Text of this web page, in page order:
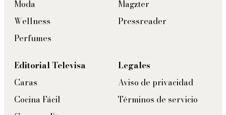
Moda
Wellness
Perfumes
Magzter
Pressreader
Editorial Televisa
Caras
Cocina Fácil
Legales
Aviso de privacidad
Términos de servicio